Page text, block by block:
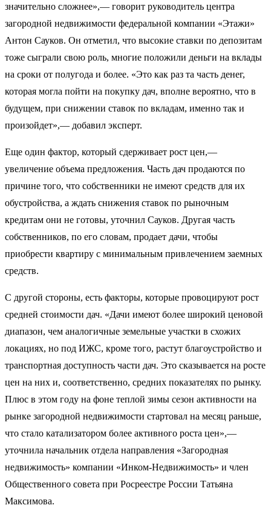
значительно сложнее»,— говорит руководитель центра
загородной недвижимости федеральной компании «Этажи»
Антон Сауков. Он отметил, что высокие ставки по депозитам
тоже сыграли свою роль, многие положили деньги на вклады
на сроки от полугода и более. «Это как раз та часть денег,
которая могла пойти на покупку дач, вполне вероятно, что в
будущем, при снижении ставок по вкладам, именно так и
произойдет»,— добавил эксперт.
Еще один фактор, который сдерживает рост цен,—
увеличение объема предложения. Часть дач продаются по
причине того, что собственники не имеют средств для их
обустройства, а ждать снижения ставок по рыночным
кредитам они не готовы, уточнил Сауков. Другая часть
собственников, по его словам, продает дачи, чтобы
приобрести квартиру с минимальным привлечением заемных
средств.
С другой стороны, есть факторы, которые провоцируют рост
средней стоимости дач. «Дачи имеют более широкий ценовой
диапазон, чем аналогичные земельные участки в схожих
локациях, но под ИЖС, кроме того, растут благоустройство и
транспортная доступность части дач. Это сказывается на росте
цен на них и, соответственно, средних показателях по рынку.
Плюс в этом году на фоне теплой зимы сезон активности на
рынке загородной недвижимости стартовал на месяц раньше,
что стало катализатором более активного роста цен»,—
уточнила начальник отдела направления «Загородная
недвижимость» компании «Инком-Недвижимость» и член
Общественного совета при Росреестре России Татьяна
Максимова.